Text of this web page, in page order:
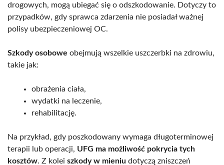
drogowych, mogą ubiegać się o odszkodowanie. Dotyczy to
przypadków, gdy sprawca zdarzenia nie posiadał ważnej
polisy ubezpieczeniowej OC.
Szkody osobowe obejmują wszelkie uszczerbki na zdrowiu,
takie jak:
obrażenia ciała,
wydatki na leczenie,
rehabilitację.
Na przykład, gdy poszkodowany wymaga długoterminowej
terapii lub operacji, UFG ma możliwość pokrycia tych
kosztów. Z kolei szkody w mieniu dotyczą zniszczeń